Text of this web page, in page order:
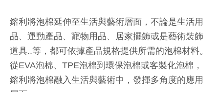
鎔利將泡棉延伸至生活與藝術層面，不論是生活用
品、運動產品、寵物用品、居家擺飾或是藝術裝飾
道具..等，都可依據產品規格提供所需的泡棉材料。
從EVA泡棉、TPE泡棉到環保泡棉或客製化泡棉，
鎔利將泡棉融入生活與藝術中，發揮多角度的應用